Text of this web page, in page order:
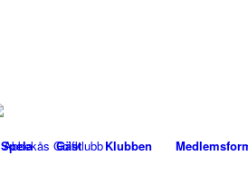
Spela Gäst Klubben